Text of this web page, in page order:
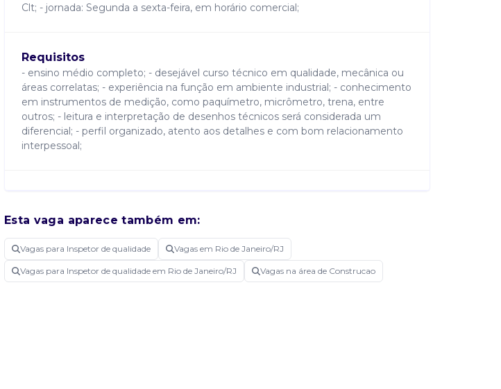
Clt; - jornada: Segunda a sexta-feira, em horário comercial;
Requisitos
- ensino médio completo; - desejável curso técnico em qualidade, mecânica ou
áreas correlatas; - experiência na função em ambiente industrial; - conhecimento
em instrumentos de medição, como paquímetro, micrômetro, trena, entre
outros; - leitura e interpretação de desenhos técnicos será considerada um
diferencial; - perfil organizado, atento aos detalhes e com bom relacionamento
interpessoal;
identificar, registrar e acompanhar não conformidades; - acompanhar ações
corretivas e preventivas; - preencher relatórios e registros de inspeção; - garantir
o cumprimento dos padrões de qualidade e dos procedimentos internos; - apoiar
as áreas produtivas na melhoria contínua dos processos;
Esta vaga aparece também em:
Vagas para Inspetor de qualidade Vagas em Rio de Janeiro/RJ
Vagas para Inspetor de qualidade em Rio de Janeiro/RJ Vagas na área de Construcao